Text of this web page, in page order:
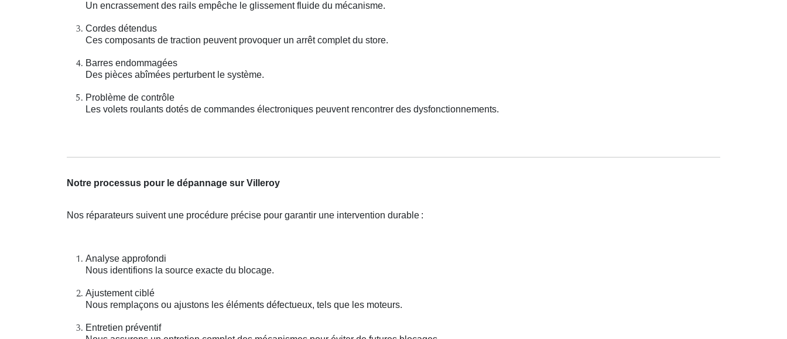
Un encrassement des rails empêche le glissement fluide du mécanisme.
Cordes détendus
Ces composants de traction peuvent provoquer un arrêt complet du store.
Barres endommagées
Des pièces abîmées perturbent le système.
Problème de contrôle
Les volets roulants dotés de commandes électroniques peuvent rencontrer des dysfonctionnements.
Notre processus pour le dépannage sur Villeroy
Nos réparateurs suivent une procédure précise pour garantir une intervention durable :
Analyse approfondi
Nous identifions la source exacte du blocage.
Ajustement ciblé
Nous remplaçons ou ajustons les éléments défectueux, tels que les moteurs.
Entretien préventif